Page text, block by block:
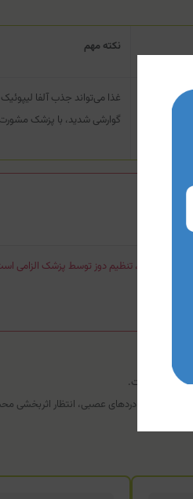
نکته مهم
غذا می‌تواند جذب آلفا
گوارشی شدید، با پزشک
این داروها، تنظیم دوز توسط پزشک الزامی
کنید.
است.
منشا دردهای عصبی، انتظار اثربخشی